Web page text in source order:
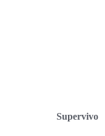
Supervivo